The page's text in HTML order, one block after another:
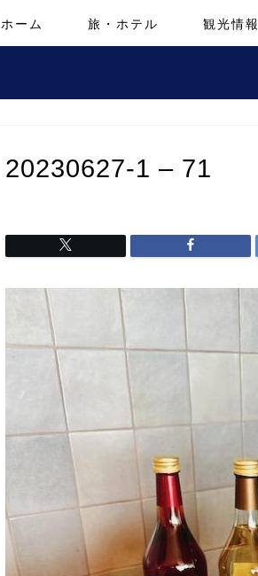
ホーム 旅・ホテル 観光情報
20230627-1 – 71